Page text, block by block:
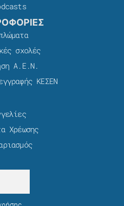
σχολές
Α.Ε.Ν.
ΚΕΣΕΝ
Χρέωσης​